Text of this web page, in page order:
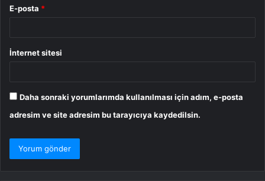
E-posta *
İnternet sitesi
Daha sonraki yorumlarımda kullanılması için adım, e-posta
adresim ve site adresim bu tarayıcıya kaydedilsin.